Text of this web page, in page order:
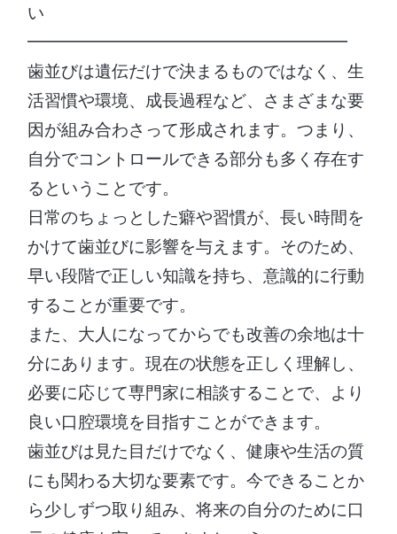
い
━━━━━━━━━━━━━━━━━━━
歯並びは遺伝だけで決まるものではなく、生
活習慣や環境、成長過程など、さまざまな要
因が組み合わさって形成されます。つまり、
自分でコントロールできる部分も多く存在す
るということです。
日常のちょっとした癖や習慣が、長い時間を
かけて歯並びに影響を与えます。そのため、
早い段階で正しい知識を持ち、意識的に行動
することが重要です。
また、大人になってからでも改善の余地は十
分にあります。現在の状態を正しく理解し、
必要に応じて専門家に相談することで、より
良い口腔環境を目指すことができます。
歯並びは見た目だけでなく、健康や生活の質
にも関わる大切な要素です。今できることか
ら少しずつ取り組み、将来の自分のために口